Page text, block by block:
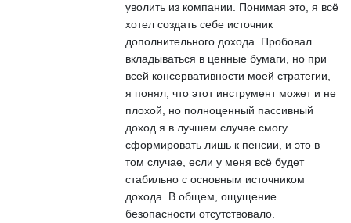
уволить из компании. Понимая это, я всё
хотел создать себе источник
дополнительного дохода. Пробовал
вкладываться в ценные бумаги, но при
всей консервативности моей стратегии,
я понял, что этот инструмент может и не
плохой, но полноценный пассивный
доход я в лучшем случае смогу
сформировать лишь к пенсии, и это в
том случае, если у меня всё будет
стабильно с основным источником
дохода. В общем, ощущение
безопасности отсутствовало.